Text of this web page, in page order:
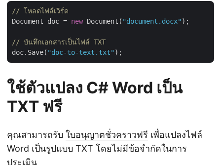
// โหลดไฟล์เวิร์ด
Document doc = new Document( "document.docx" );
// บันทึกเอกสารเป็นไฟล์ TXT
doc.Save( "doc-to-text.txt"
ใช้ตัวแปลง C# Word เป็น
TXT ฟรี
คุณสามารถรับ ใบอนุญาตชั่วคราวฟรี เพื่อแปลงไฟล์
Word เป็นรูปแบบ TXT โดยไม่มีข้อจำกัดในการ
ประเมิน